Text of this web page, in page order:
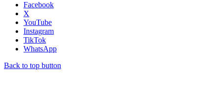
Facebook
X
YouTube
Instagram
TikTok
WhatsApp
Back to top button